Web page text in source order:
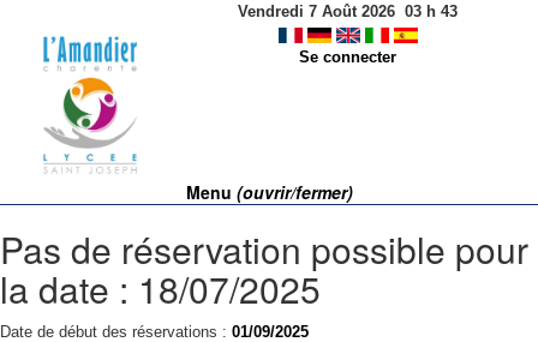
Vendredi 7 Août 2026 03 h 43
Se connecter
Menu (ouvrir/fermer)
Pas de réservation possible pour
la date : 18/07/2025
Date de début des réservations : 01/09/2025